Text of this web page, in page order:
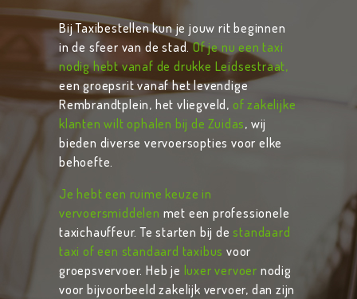
Bij Taxibestellen kun je jouw rit beginnen
in de sfeer van de stad.Of je nu een taxi
nodig hebt vanaf de drukke Leidsestraat,
een groepsrit vanaf het levendige
Rembrandtplein, het vliegveld, of zakelijke
klanten wilt ophalen bij de Zuidas, wij
bieden diverse vervoersopties voor elke
behoefte.
Je hebt een ruime keuze in
vervoersmiddelen met een professionele
taxichauffeur. Te starten bij destandaard
taxi of een standaard taxibus voor
groepsvervoer. Heb je luxer vervoer nodig
voor bijvoorbeeld zakelijk vervoer, dan zijn